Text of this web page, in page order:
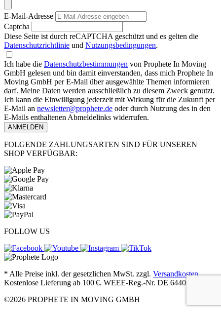
E-Mail-Adresse
Captcha
Diese Seite ist durch reCAPTCHA geschützt und es gelten die
Datenschutzrichtlinie und Nutzungsbedingungen.
Ich habe die Datenschutzbestimmungen von Prophete In Moving
GmbH gelesen und bin damit einverstanden, dass mich Prophete In
Moving GmbH per E-Mail über ausgewählte Themen informieren
darf. Meine Daten werden ausschließlich zu diesem Zweck genutzt.
Ich kann die Einwilligung jederzeit mit Wirkung für die Zukunft per
E-Mail an newsletter@prophete.de oder durch Nutzung des in den
E-Mails enthaltenen Abmeldelinks widerrufen.
ANMELDEN
FOLGENDE ZAHLUNGSARTEN SIND FÜR UNSEREN
SHOP VERFÜGBAR:
FOLLOW US
* Alle Preise inkl. der gesetzlichen MwSt. zzgl. Versandkosten.
Kostenlose Lieferung ab 100 €. WEEE-Reg.-Nr. DE 64402030
©2026 PROPHETE IN MOVING GMBH